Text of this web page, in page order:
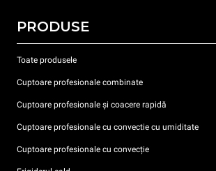
PRODUSE
Toate produsele
Cuptoare profesionale combinate
Cuptoare profesionale și coacere rapidă
Cuptoare profesionale cu convectie cu umiditate
Cuptoare profesionale cu convecție